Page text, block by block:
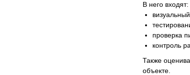
В него входят:
проверка
контроль
Также
объекте.